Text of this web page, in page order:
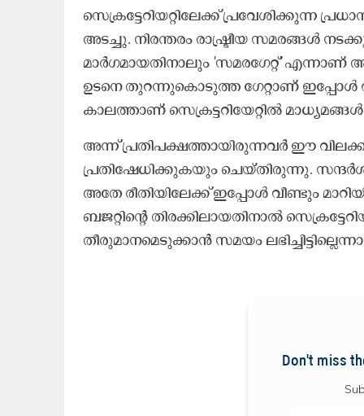
സെക്രട്ടേറിയറ്റിലേക്ക് പ്രവേശിക്കുന്ന
അടച്ചു. നിരന്തരം രാഷ്ട്രീയ സമരങ്ങൾ
മാർഗമായതിനാലും 'സമരഗേറ്റ്' എന്നാണ്
ഉടനെ തുറന്നുകൊടുത്ത ഗേറ്റാണ് ഇപ്പോൾ
കാലത്താണ് സെക്രട്ടറിയേറ്റിൽ
അന്ന് പ്രതിപക്ഷത്തായിരുന്നവർ ഈ
പ്രതിഷേധിക്കുകയും ചെയ്തിരുന്നു.
അതേ രീതിയിലേക്ക് ഇപ്പോൾ വീണ്ടും
ബജറ്റിന്റെ തിരക്കിലായതിനാൽ
തീരുമാനമെടുക്കാൻ സമയം
Don't miss